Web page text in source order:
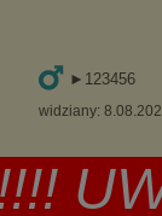
►123456
widziany: